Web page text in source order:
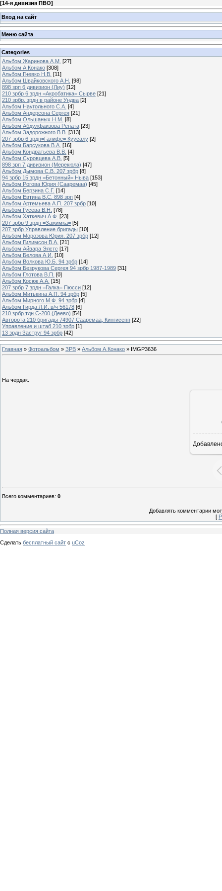
[14-я дивизия ПВО]
Вход на сайт
Меню сайта
Categories
Альбом Жаринова А.М. [27]
Альбом А.Конако [308]
Альбом Гневко Н.В. [11]
Альбом Швайковского А.Н. [98]
898 зрп 6 дивизион (Лиу) [12]
210 зрбр 6 зрдн =Акробатика= Сырве [21]
210 зрбр. зрдн в районе Ундва [2]
Альбом Наугольного С.А. [4]
Альбом Андерсона Сергея [21]
Альбом Ольшаных Н.М. [8]
Альбом Абдулфаизова Рената [23]
Альбом Задорожного В.В. [313]
207 зрбр 6 зрдн=Галифе= Куусалу [2]
Альбом Барсукова В.А. [16]
Альбом Кондратьева В.В. [4]
Альбом Суровцева А.В. [5]
898 зрп 7 дивизион (Мерекюла) [47]
Альбом Дымова С.В. 207 зрбр [8]
94 зрбр 15 зрдн =Бетонный= Ныва [153]
Альбом Рогова Юрия (Сааремаа) [45]
Альбом Берзина С.Г. [14]
Альбом Евтина В.С. 898 зрп [4]
Альбом Артемьева А.П. 207 зрбр [10]
Альбом Гусева В.Н. [78]
Альбом Хаткевич А.Ф. [23]
207 зрбр 9 зрдн =Зажимка= [5]
207 зрбр Управление бригады [10]
Альбом Морозова Юрия. 207 зрбр [12]
Альбом Гилимсон В.А. [21]
Альбом Айвара Элстс [17]
Альбом Белова А.И. [10]
Альбом Волкова Ю.Б. 94 зрбр [14]
Альбом Безрукова Сергея 94 зрбр 1987-1989 [31]
Альбом Глотова В.П. [0]
Альбом Косюк А.А. [15]
207 зрбр 7 зрдн =Галка= Пюсси [12]
Альбом Митькина А.П. 94 зрбр [5]
Альбом Мирного М.Ф. 94 зрбр [4]
Альбом Гирда Л.И. в/ч 56178 [6]
210 зрбр тдн С-200 (Деево) [54]
Авторота 210 бригады 74907 Сааремаа, Кингисепп [22]
Управление и штаб 210 зрбр [1]
13 зрдн Заструг 94 зрбр [42]
Главная » Фотоальбом » ЗРВ » Альбом А.Конако » IMGP3636
На чердак.
Всего комментариев: 0
Добавлять комментарии
[
Полная версия сайта
Сделать бесплатный сайт с uCoz